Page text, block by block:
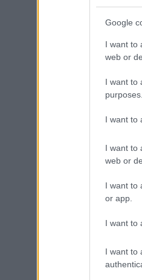
Google
I want to
web or
I want to
purposes.
I want to
I want to
web or
I want to
or app.
I want to
I want to